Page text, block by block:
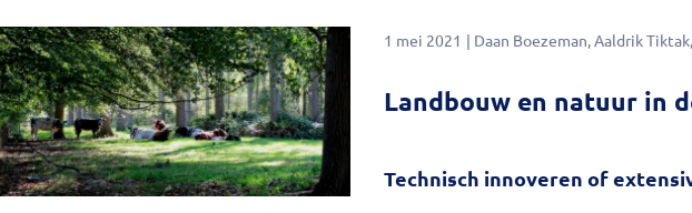
1 mei 2021 Daan Boezeman Aaldrik Tiktak
Landbouw en natuur in
Technisch innoveren of